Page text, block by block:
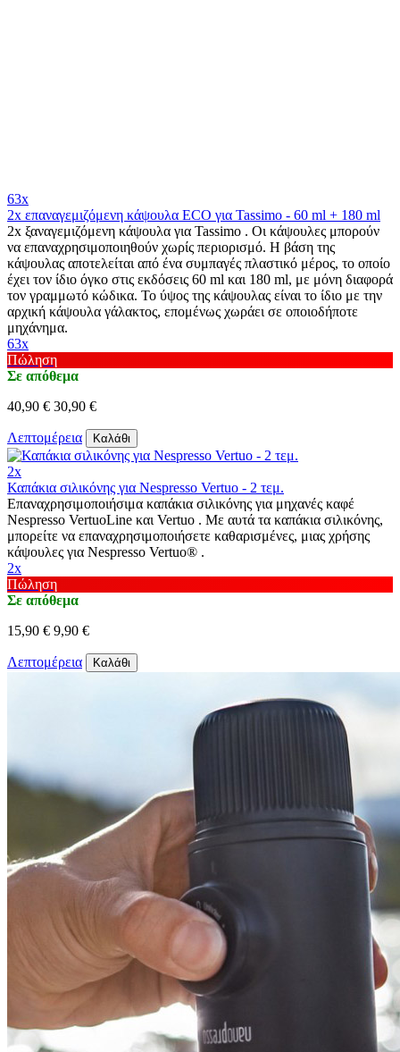
63x
2x επαναγεμιζόμενη κάψουλα ECO για Tassimo - 60 ml + 180 ml
2x ξαναγεμιζόμενη κάψουλα για Tassimo . Οι κάψουλες μπορούν
να επαναχρησιμοποιηθούν χωρίς περιορισμό. Η βάση της
κάψουλας αποτελείται από ένα συμπαγές πλαστικό μέρος, το οποίο
έχει τον ίδιο όγκο στις εκδόσεις 60 ml και 180 ml, με μόνη διαφορά
τον γραμμωτό κώδικα. Το ύψος της κάψουλας είναι το ίδιο με την
αρχική κάψουλα γάλακτος, επομένως χωράει σε οποιοδήποτε
μηχάνημα.
63x
Πώληση
Σε απόθεμα
40,90 € 30,90 €
Λεπτομέρεια Καλάθι
2x
Καπάκια σιλικόνης για Nespresso Vertuo - 2 τεμ.
Επαναχρησιμοποιήσιμα καπάκια σιλικόνης για μηχανές καφέ
Nespresso VertuoLine και Vertuo . Με αυτά τα καπάκια σιλικόνης,
μπορείτε να επαναχρησιμοποιήσετε καθαρισμένες, μιας χρήσης
κάψουλες για Nespresso Vertuo® .
2x
Πώληση
Σε απόθεμα
15,90 € 9,90 €
Λεπτομέρεια Καλάθι